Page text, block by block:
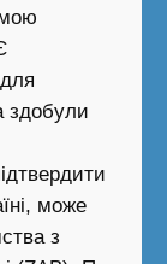
здобули
може
з